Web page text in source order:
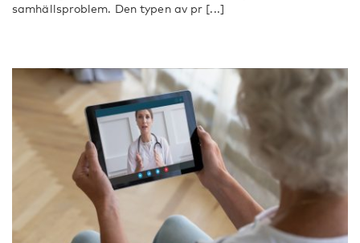
samhällsproblem. Den typen av pr [...]